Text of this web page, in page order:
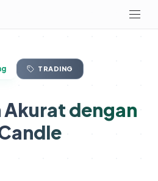
TRADING
dengan